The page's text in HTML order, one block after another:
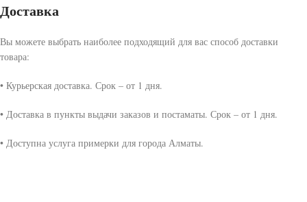
Доставка
Вы можете выбрать наиболее подходящий для вас способ доставки
товара:
• Курьерская доставка. Срок – от 1 дня.
• Доставка в пункты выдачи заказов и постаматы. Срок – от 1 дня.
• Доступна услуга примерки для города Алматы.